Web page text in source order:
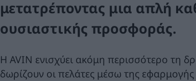
μετατρέποντας μια απλή
ουσιαστικής προσφοράς.
Η AVIN ενισχύει ακόμη περισσότερο τη
δωρίζουν οι πελάτες μέσω της εφαρμογής